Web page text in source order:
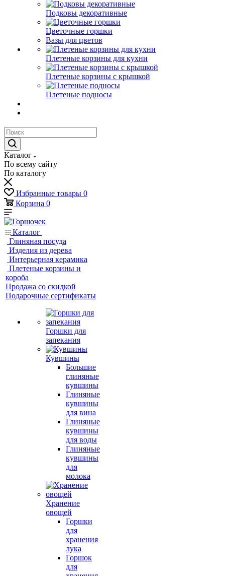
Подковы декоративные
Цветочные горшки
Вазы для цветов
Плетеные корзины для кухни
Плетеные корзины с крышкой
Плетеные подносы
Каталог
По всему сайту
По каталогу
Избранные товары 0
Корзина 0
Каталог
Глиняная посуда
Изделия из дерева
Интерьерная керамика
Плетеные корзины и
короба
Продажа со скидкой
Подарочные сертификаты
Горшки для
запекания
Кувшины
Большие
глиняные
кувшины
Глиняные
кувшины
для вина
Глиняные
кувшины
для воды
Глиняные
кувшины
для
молока
Хранение
овощей
Горшки
для
хранения
лука
Горшок
для